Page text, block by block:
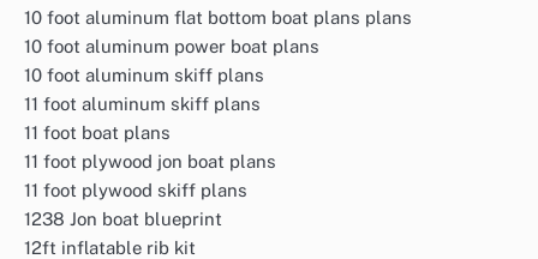
10 foot aluminum flat bottom boat plans plans
10 foot aluminum power boat plans
10 foot aluminum skiff plans
11 foot aluminum skiff plans
11 foot boat plans
11 foot plywood jon boat plans
11 foot plywood skiff plans
1238 Jon boat blueprint
12ft inflatable rib kit